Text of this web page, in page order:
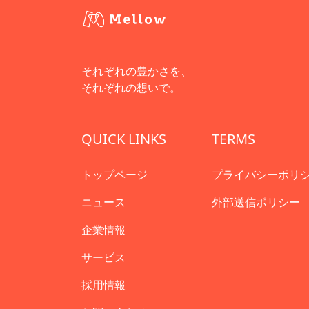
それぞれの豊かさを、
それぞれの想いで。
QUICK LINKS
トップページ
ニュース
企業情報
サービス
採用情報
TERMS
プライバシーポリ
外部送信ポリシー